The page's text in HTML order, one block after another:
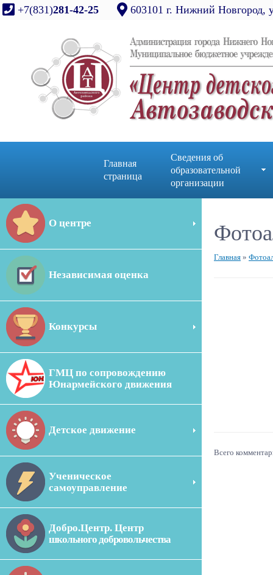
+7(831)281-42-25 603101 г. Нижний Новгород,
Главная
страница
Сведения об
образовательной
организации
О центре
Независимая оценка
Конкурсы
ГМЦ по сопровождению
Юнармейского движения
Детское движение
Ученическое
самоуправление
Добро.Центр. Центр
школьного добровольчества
Главная »
Всего